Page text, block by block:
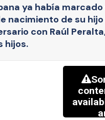
ya había
nacimiento de su hijo
con Raúl
hijos.